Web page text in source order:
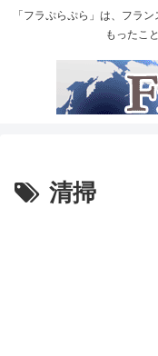
「フラぷらぷら」は、フラ
もったこ
清掃